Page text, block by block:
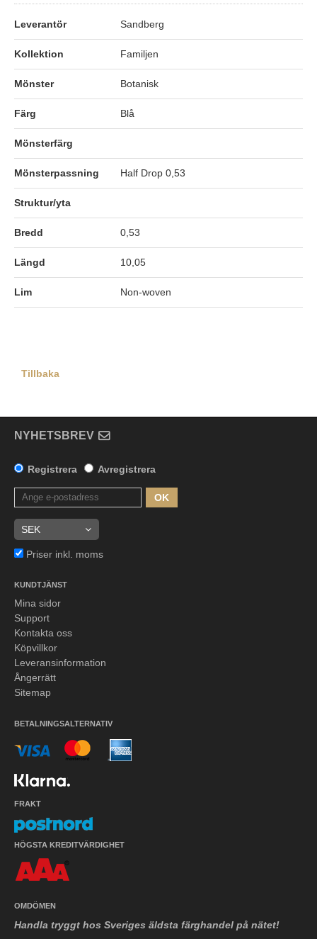
Leverantör Sandberg
Kollektion Familjen
Mönster Botanisk
Färg Blå
Mönsterfärg
Mönsterpassning Half Drop 0,53
Struktur/yta
Bredd 0,53
Längd 10,05
Lim Non-woven
Tillbaka
NYHETSBREV
Registrera Avregistrera
OK
Priser inkl. moms
KUNDTJÄNST
Mina sidor
Support
Kontakta oss
Köpvillkor
Leveransinformation
Ångerrätt
Sitemap
BETALNINGSALTERNATIV
FRAKT
HÖGSTA KREDITVÄRDIGHET
OMDÖMEN
Handla tryggt hos Sveriges äldsta färghandel på nätet!